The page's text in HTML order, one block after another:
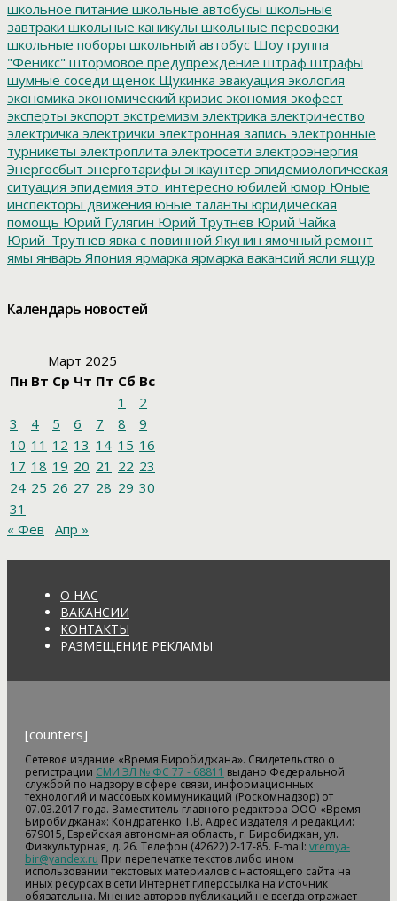
школьное питание школьные автобусы школьные
завтраки школьные каникулы школьные перевозки
школьные поборы школьный автобус Шоу группа
"Феникс" штормовое предупреждение штраф штрафы
шумные соседи щенок Щукинка эвакуация экология
экономика экономический кризис экономия экофест
эксперты экспорт экстремизм электрика электричество
электричка электрички электронная запись электронные
турникеты электроплита электросети электроэнергия
Энергосбыт энерготарифы энкаунтер эпидемиологическая
ситуация эпидемия это_интересно юбилей юмор Юные
инспекторы движения юные таланты юридическая
помощь Юрий Гулягин Юрий Трутнев Юрий Чайка
Юрий_Трутнев явка с повинной Якунин ямочный ремонт
ямы январь Япония ярмарка ярмарка вакансий ясли ящур
Календарь новостей
Март 2025
Пн Вт Ср Чт Пт Сб Вс
1
2
3
4 5 6 7 8
9
10 11 12 13 14 15 16
17 18 19 20 21 22 23
24 25 26 27 28 29 30
31
« Фев
Апр »
О НАС
ВАКАНСИИ
КОНТАКТЫ
РАЗМЕЩЕНИЕ РЕКЛАМЫ
[counters]
Сетевое издание «Время Биробиджана». Свидетельство о
регистрации СМИ ЭЛ № ФС 77 - 68811 выдано Федеральной
службой по надзору в сфере связи, информационных
технологий и массовых коммуникаций (Роскомнадзор) от
07.03.2017 года. Заместитель главного редактора ООО «Время
Биробиджана»: Кондратенко Т.В. Адрес издателя и редакции:
679015, Еврейская автономная область, г. Биробиджан, ул.
Физкультурная, д. 26. Телефон (42622) 2-17-85. E-mail: vremya-
bir@yandex.ru При перепечатке текстов либо ином
использовании текстовых материалов с настоящего сайта на
иных ресурсах в сети Интернет гиперссылка на источник
обязательна. Мнение авторов публикаций не всегда отражает